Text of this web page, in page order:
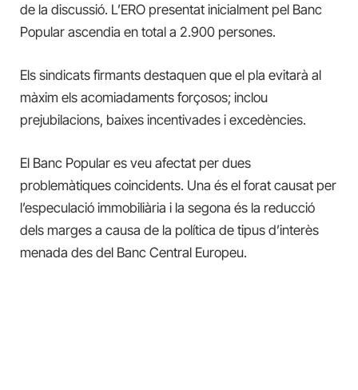
de la discussió. L’ERO presentat inicialment pel Banc
Popular ascendia en total a 2.900 persones.
Els sindicats firmants destaquen que el pla evitarà al
màxim els acomiadaments forçosos; inclou
prejubilacions, baixes incentivades i excedències.
El Banc Popular es veu afectat per dues
problemàtiques coincidents. Una és el forat causat per
l’especulació immobiliària i la segona és la reducció
dels marges a causa de la política de tipus d’interès
menada des del Banc Central Europeu.